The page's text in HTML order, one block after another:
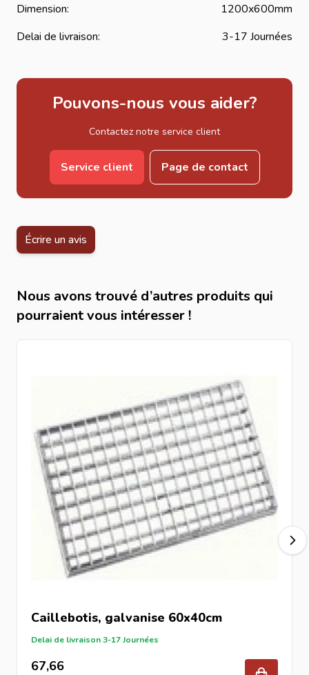
Dimension:
1200x600mm
Delai de livraison:
3-17 Journées
Pouvons-nous vous aider?
Contactez notre service client
Service client Page de contact
Écrire un avis
Nous avons trouvé d’autres produits qui
pourraient vous intéresser !
Caillebotis, galvanise 60x40cm
Delai de livraison 3-17 Journées
67,66